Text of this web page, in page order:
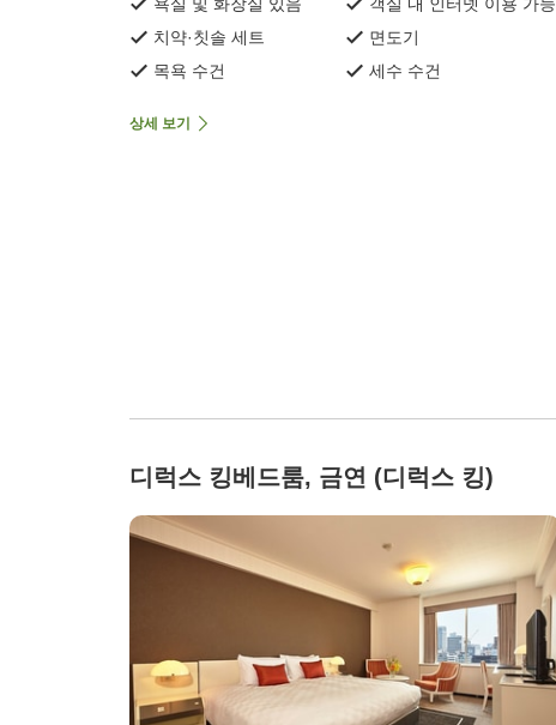
치약·칫솔 세트
면도기
목욕 수건
세수 수건
상세 보기
디럭스 킹베드룸, 금연 (디럭스 킹)